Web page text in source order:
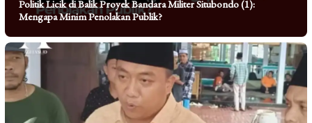
Politik Licik di Balik Proyek Bandara Militer Situbondo (1):
Mengapa Minim Penolakan Publik?